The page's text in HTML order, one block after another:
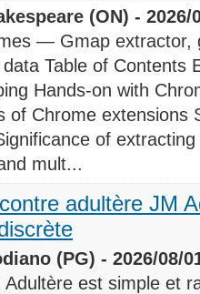
(ON) - 2026/
— Gmap extractor,
Table of Contents
Hands-on with
of Chrome extensions
of
mult...
adultère JM
(PG) - 2026/08/
Adultère est simple et